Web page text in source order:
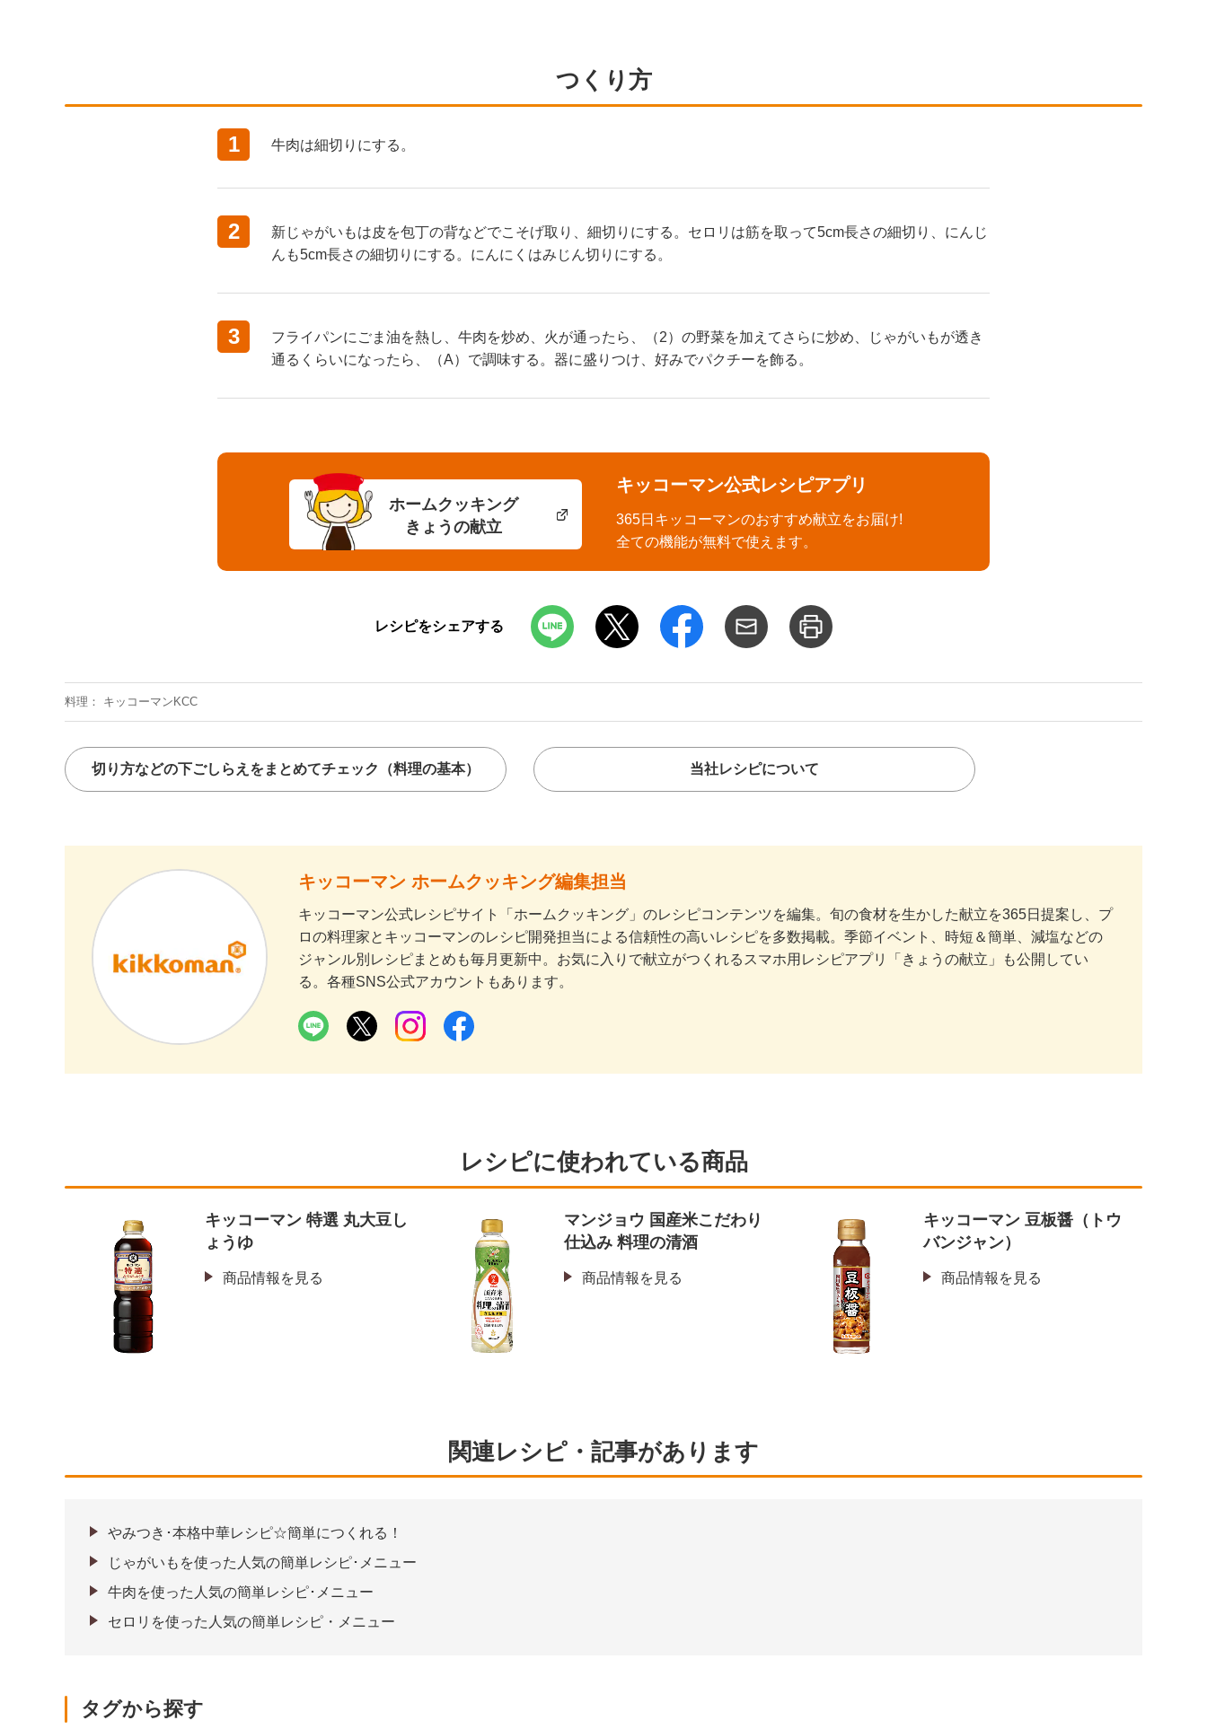
つくり方
1 牛肉は細切りにする。
2
新じゃがいもは皮を包丁の背などでこそげ取り、細切りにする。セロリは筋を取って5cm長さの細切り、にんじ
んも5cm長さの細切りにする。にんにくはみじん切りにする。
3
フライパンにごま油を熱し、牛肉を炒め、火が通ったら、（2）の野菜を加えてさらに炒め、じゃがいもが透き
通るくらいになったら、（A）で調味する。器に盛りつけ、好みでパクチーを飾る。
ホームクッキング
きょうの献立
キッコーマン公式レシピアプリ
365日キッコーマンのおすすめ献立をお届け!
全ての機能が無料で使えます。
レシピをシェアする
料理 キッコーマンKCC
切り方などの下ごしらえをまとめてチェック （料理の基本） 当社レシピについて
キッコーマン ホームクッキング編集担当
キッコーマン公式レシピサイト「ホームクッキング」のレシピコンテンツを編集。旬の食材を生かした献立を365日提案し、プ
ロの料理家とキッコーマンのレシピ開発担当による信頼性の高いレシピを多数掲載。季節イベント、時短＆簡単、減塩などの
ジャンル別レシピまとめも毎月更新中。お気に入りで献立がつくれるスマホ用レシピアプリ「きょうの献立」も公開してい
る。各種SNS公式アカウントもあります。
レシピに使われている商品
キッコーマン 特選 丸大豆し
ょうゆ
商品情報を見る
マンジョウ 国産米こだわり
仕込み 料理の清酒
商品情報を見る
キッコーマン 豆板醤（トウ
バンジャン）
商品情報を見る
関連レシピ・記事があります
やみつき･本格中華レシピ☆簡単につくれる！
じゃがいもを使った人気の簡単レシピ･メニュー
牛肉を使った人気の簡単レシピ･メニュー
セロリを使った人気の簡単レシピ・メニュー
タグから探す